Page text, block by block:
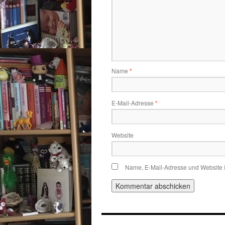
Name *
E-Mail-Adresse *
Website
Name, E-Mail-Adresse und